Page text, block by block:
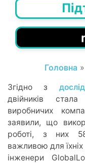
Головна »
Згідно з
двійників
виробничих
заявили, що
роботі, з них
важливою для
інженери